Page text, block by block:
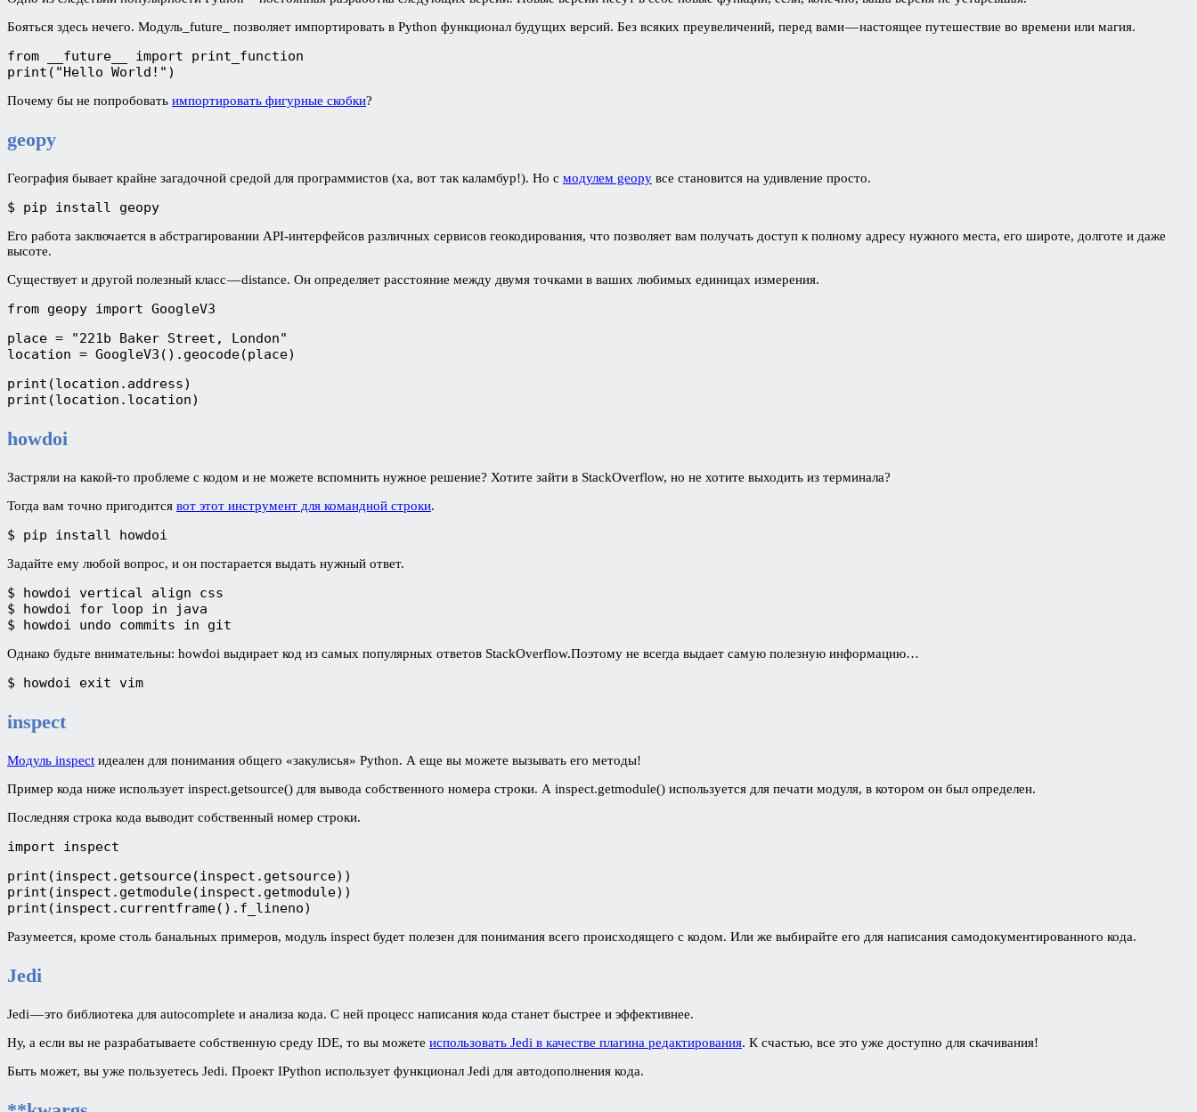
Бояться здесь нечего. Модуль_future_ позволяет импортировать в Python функционал будущих версий. Без всяких преувеличений, перед вами — настоящее путешествие во времени или магия.
from __future__ import print_function
print("Hello World!")
Почему бы не попробовать импортировать фигурные скобки?
geopy
География бывает крайне загадочной средой для программистов (ха, вот так каламбур!). Но с модулем geopy все становится на удивление просто.
$ pip install geopy
Его работа заключается в абстрагировании API-интерфейсов различных сервисов геокодирования, что позволяет вам получать доступ к полному адресу нужного места, его широте, долготе и даже
высоте.
Существует и другой полезный класс — distance. Он определяет расстояние между двумя точками в ваших любимых единицах измерения.
from geopy import GoogleV3
place = "221b Baker Street, London"
location = GoogleV3().geocode(place)
print(location.address)
print(location.location)
howdoi
Застряли на какой-то проблеме с кодом и не можете вспомнить нужное решение? Хотите зайти в StackOverflow, но не хотите выходить из терминала?
Тогда вам точно пригодится вот этот инструмент для командной строки.
$ pip install howdoi
Задайте ему любой вопрос, и он постарается выдать нужный ответ.
$ howdoi vertical align css
$ howdoi for loop in java
$ howdoi undo commits in git
Однако будьте внимательны: howdoi выдирает код из самых популярных ответов StackOverflow.Поэтому не всегда выдает самую полезную информацию…
$ howdoi exit vim
inspect
Модуль inspect идеален для понимания общего «закулисья» Python. А еще вы можете вызывать его методы!
Пример кода ниже использует inspect.getsource() для вывода собственного номера строки. А inspect.getmodule() используется для печати модуля, в котором он был определен.
Последняя строка кода выводит собственный номер строки.
import inspect
print(inspect.getsource(inspect.getsource))
print(inspect.getmodule(inspect.getmodule))
print(inspect.currentframe().f_lineno)
Разумеется, кроме столь банальных примеров, модуль inspect будет полезен для понимания всего происходящего с кодом. Или же выбирайте его для написания самодокументированного кода.
Jedi
Jedi — это библиотека для autocomplete и анализа кода. С ней процесс написания кода станет быстрее и эффективнее.
Ну, а если вы не разрабатываете собственную среду IDE, то вы можете использовать Jedi в качестве плагина редактирования. К счастью, все это уже доступно для скачивания!
Быть может, вы уже пользуетесь Jedi. Проект IPython использует функционал Jedi для автодополнения кода.